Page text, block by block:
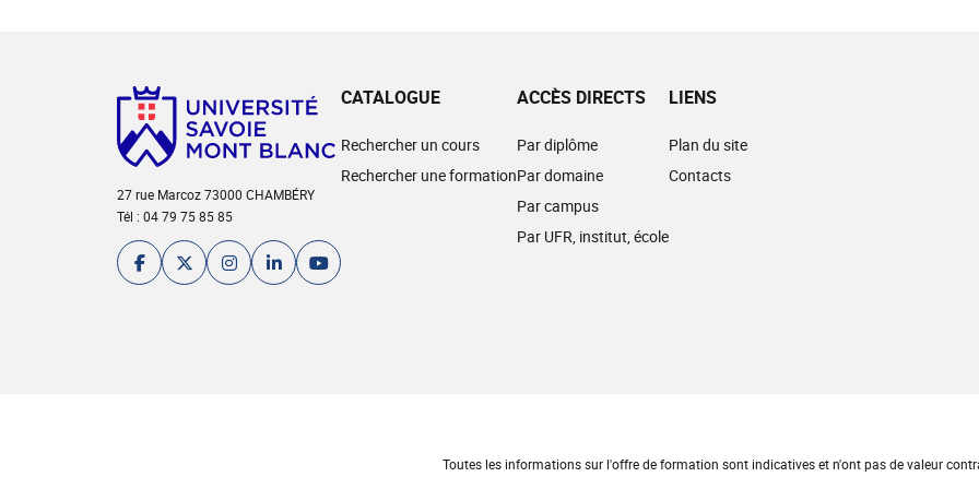
27 rue Marcoz 73000 CHAMBÉRY
Tél : 04 79 75 85 85
CATALOGUE
Rechercher un cours
Rechercher une formation
ACCÈS DIRECTS
Par diplôme
Par domaine
Par campus
Par UFR, institut, école
LIENS
Plan du site
Contacts
Toutes les informations sur l'offre de formation sont indicatives et n'ont pas de valeur